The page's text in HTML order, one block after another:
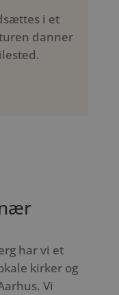
i et
danner
har vi et
kirker og
Vi